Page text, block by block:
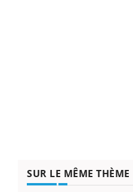
SUR LE MÊME THÈME